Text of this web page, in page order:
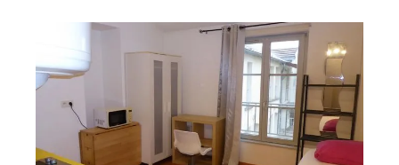
DOLE 39
16,30 m
, 1 pièce
Ref : 13541
Appartement T1 à vendre
56 000 €